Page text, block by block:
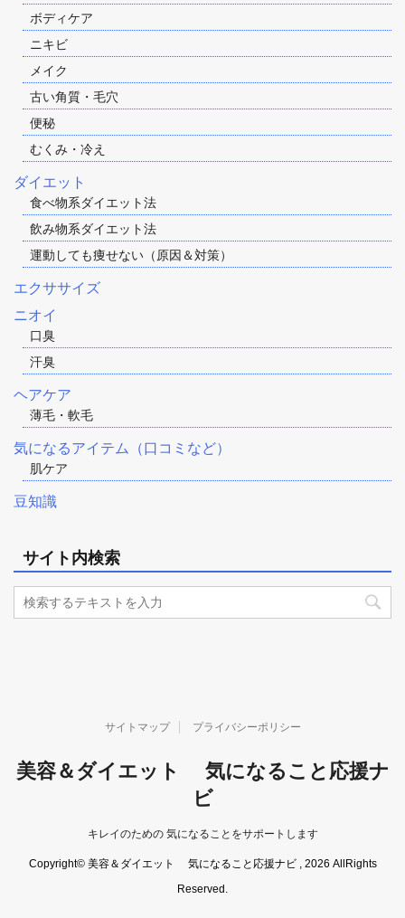
ボディケア
ニキビ
メイク
古い角質・毛穴
便秘
むくみ・冷え
ダイエット
食べ物系ダイエット法
飲み物系ダイエット法
運動しても痩せない（原因＆対策）
エクササイズ
ニオイ
口臭
汗臭
ヘアケア
薄毛・軟毛
気になるアイテム（口コミなど）
肌ケア
豆知識
サイト内検索
サイトマップ プライバシーポリシー
美容＆ダイエット 気になること応援ナ
ビ
キレイのための 気になることをサポートします
Copyright© 美容＆ダイエット 気になること応援ナビ , 2026 AllRights
Reserved.